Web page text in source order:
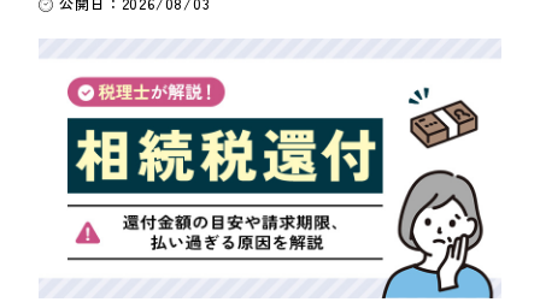
ワンストップ士業サポート
建設業者様向け
ADMINISTRATIVE SCRIVENER CORPORATION
キークレア行政書士法人
建設業関連サポート
ワンストップ士業サポート
建設業者様向け